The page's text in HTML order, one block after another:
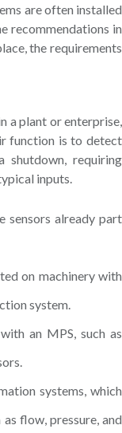
are often installed
recommendations in
the requirements
a plant or enterprise,
function is to detect
requiring
inputs.
sensors already part
on machinery with
system.
an MPS, such as
systems, which
flow, pressure, and